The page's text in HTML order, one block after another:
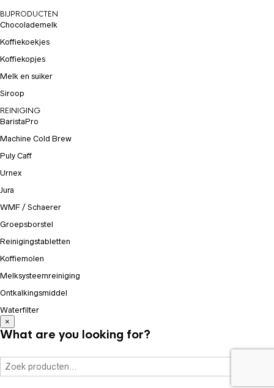
BIJPRODUCTEN
Chocolademelk
Koffiekoekjes
Koffiekopjes
Melk en suiker
Siroop
REINIGING
BaristaPro
Machine Cold Brew
Puly Caff
Urnex
Jura
WMF / Schaerer
Groepsborstel
Reinigingstabletten
Koffiemolen
Melksysteemreiniging
Ontkalkingsmiddel
Waterfilter
×
What are you looking for?